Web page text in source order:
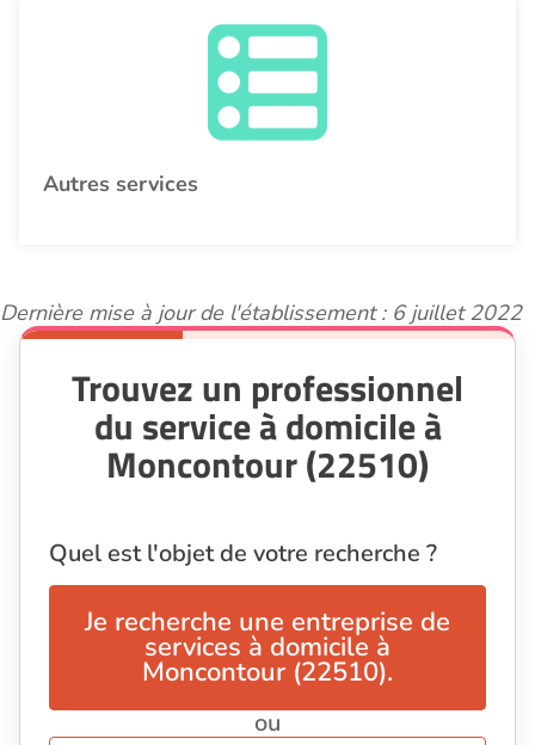
Autres services
Dernière mise à jour de l'établissement : 6 juillet 2022
Trouvez un professionnel
du service à domicile à
Moncontour (22510)
Quel est l'objet de votre recherche ?
Je recherche une entreprise de
services à domicile à
Moncontour (22510).
ou